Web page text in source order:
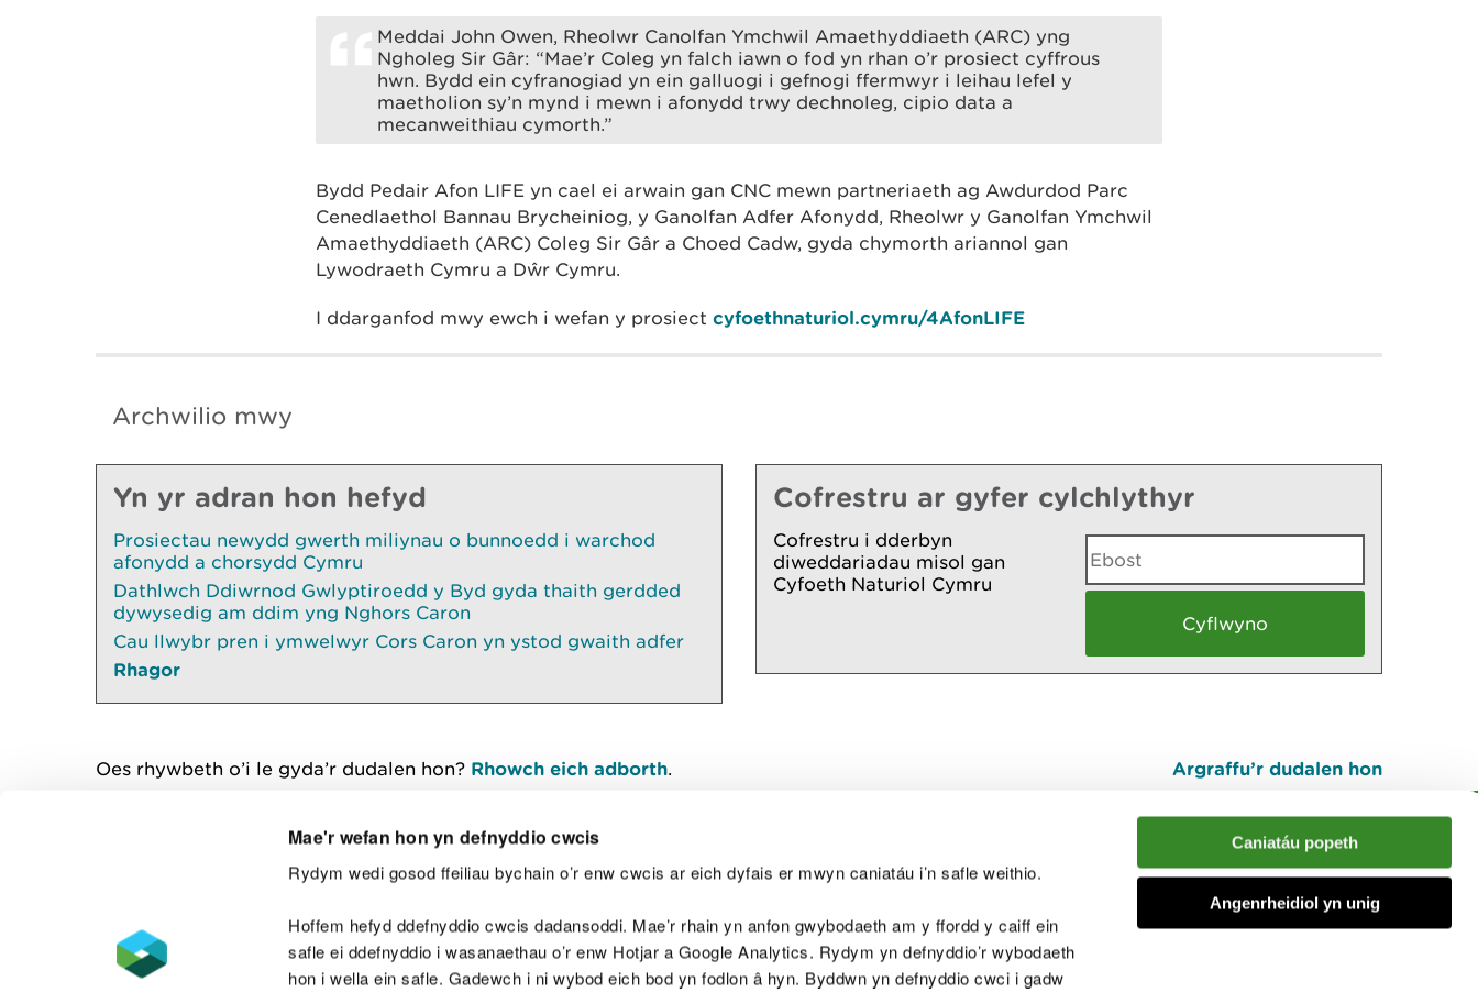
Mae'r wefan hon yn defnyddio cwcis
Rydym wedi gosod ffeiliau bychain o’r enw cwcis ar eich dyfais er mwyn caniatáu i’n safle weithio.
Hoffem hefyd ddefnyddio cwcis dadansoddi. Mae’r rhain yn anfon gwybodaeth am y ffordd y caiff ein
safle ei ddefnyddio i wasanaethau o’r enw Hotjar a Google Analytics. Rydym yn defnyddio’r wybodaeth
hon i wella ein safle. Gadewch i ni wybod eich bod yn fodlon â hyn. Byddwn yn defnyddio cwci i gadw
Caniatáu popeth
Angenrheidiol yn unig
Meddai John Owen, Rheolwr Canolfan Ymchwil Amaethyddiaeth (ARC) yng
Ngholeg Sir Gâr: “Mae’r Coleg yn falch iawn o fod yn rhan o’r prosiect cyffrous
hwn. Bydd ein cyfranogiad yn ein galluogi i gefnogi ffermwyr i leihau lefel y
maetholion sy’n mynd i mewn i afonydd trwy dechnoleg, cipio data a
mecanweithiau cymorth.”
Bydd Pedair Afon LIFE yn cael ei arwain gan CNC mewn partneriaeth ag Awdurdod Parc
Cenedlaethol Bannau Brycheiniog, y Ganolfan Adfer Afonydd, Rheolwr y Ganolfan Ymchwil
Amaethyddiaeth (ARC) Coleg Sir Gâr a Choed Cadw, gyda chymorth ariannol gan
Lywodraeth Cymru a Dŵr Cymru.
I ddarganfod mwy ewch i wefan y prosiect cyfoethnaturiol.cymru/4AfonLIFE
Archwilio mwy
Yn yr adran hon hefyd
Prosiectau newydd gwerth miliynau o bunnoedd i warchod
afonydd a chorsydd Cymru
Dathlwch Ddiwrnod Gwlyptiroedd y Byd gyda thaith gerdded
dywysedig am ddim yng Nghors Caron
Cau llwybr pren i ymwelwyr Cors Caron yn ystod gwaith adfer
Rhagor
Cofrestru ar gyfer cylchlythyr
Cofrestru i dderbyn
diweddariadau misol gan
Cyfoeth Naturiol Cymru
Oes rhywbeth o’i le gyda’r dudalen hon? Rhowch eich adborth. Argraffu’r dudalen hon
I fyny